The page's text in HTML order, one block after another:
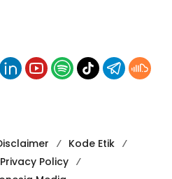
Kode Etik
Privacy Policy